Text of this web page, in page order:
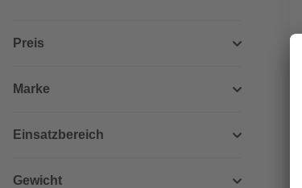
Preis
Marke
Einsatzbereich
Gewicht